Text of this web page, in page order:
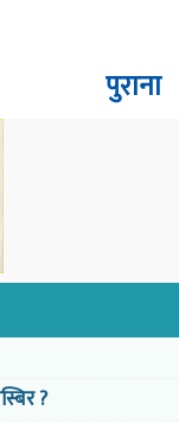
पुराना
?